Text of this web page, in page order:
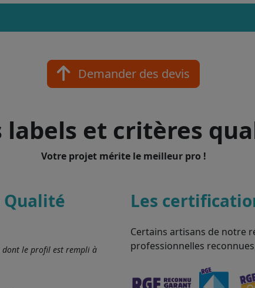
Demander des devis
labels et critères
Votre projet mérite le meilleur pro !
Qualité
dont le profil est rempli à
Les
Certains artisans de notre
professionnelles